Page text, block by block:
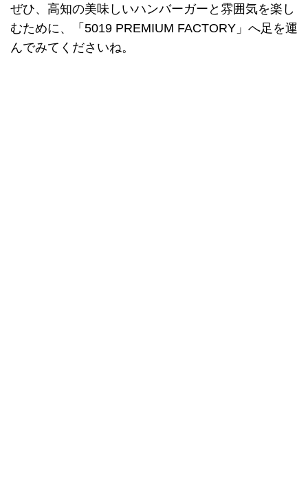
ぜひ、高知の美味しいハンバーガーと雰囲気を楽し
むために、「5019 PREMIUM FACTORY」へ足を運
んでみてくださいね。